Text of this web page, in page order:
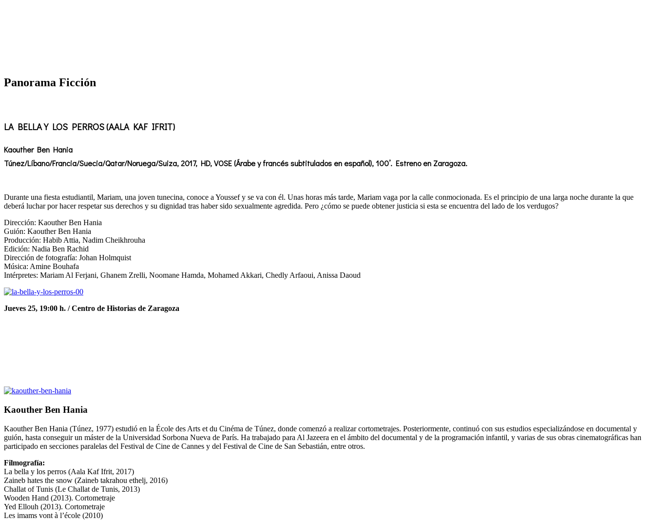
Panorama Ficción
LA BELLA Y LOS PERROS (AALA KAF IFRIT)
Kaouther Ben Hania
Túnez/Líbano/Francia/Suecia/Qatar/Noruega/Suiza, 2017, HD, VOSE (Árabe y francés subtitulados en español), 100’. Estreno en Zaragoza.
Durante una fiesta estudiantil, Mariam, una joven tunecina, conoce a Youssef y se va con él. Unas horas más tarde, Mariam vaga por la calle conmocionada. Es el principio de una larga noche durante la que
deberá luchar por hacer respetar sus derechos y su dignidad tras haber sido sexualmente agredida. Pero ¿cómo se puede obtener justicia si esta se encuentra del lado de los verdugos?
Dirección: Kaouther Ben Hania
Guión: Kaouther Ben Hania
Producción: Habib Attia, Nadim Cheikhrouha
Edición: Nadia Ben Rachid
Dirección de fotografía: Johan Holmquist
Música: Amine Bouhafa
Intérpretes: Mariam Al Ferjani, Ghanem Zrelli, Noomane Hamda, Mohamed Akkari, Chedly Arfaoui, Anissa Daoud
Jueves 25, 19:00 h. / Centro de Historias de Zaragoza
Kaouther Ben Hania
Kaouther Ben Hania (Túnez, 1977) estudió en la École des Arts et du Cinéma de Túnez, donde comenzó a realizar cortometrajes. Posteriormente, continuó con sus estudios especializándose en documental y
guión, hasta conseguir un máster de la Universidad Sorbona Nueva de París. Ha trabajado para Al Jazeera en el ámbito del documental y de la programación infantil, y varias de sus obras cinematográficas han
participado en secciones paralelas del Festival de Cine de Cannes y del Festival de Cine de San Sebastián, entre otros.
Filmografía:
La bella y los perros (Aala Kaf Ifrit, 2017)
Zaineb hates the snow (Zaineb takrahou ethelj, 2016)
Challat of Tunis (Le Challat de Tunis, 2013)
Wooden Hand (2013). Cortometraje
Yed Ellouh (2013). Cortometraje
Les imams vont à l’école (2010)